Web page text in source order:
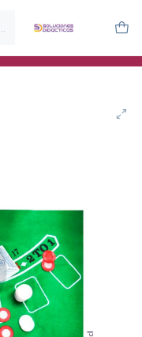
aulas, terapeutas y